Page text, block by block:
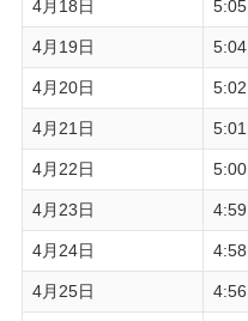
4月18日 5:05
4月19日 5:04
4月20日 5:02
4月21日 5:01
4月22日 5:00
4月23日 4:59
4月24日 4:58
4月25日 4:56